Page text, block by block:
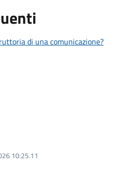
di una comunicazione?
10:25.11